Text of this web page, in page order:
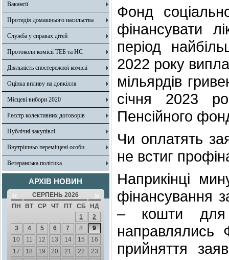
Вакансії
Протидія домашнього насильства
Служба у справах дітей
Протоколи комісії ТЕБ та НС
Діяльність спостережної комісії
Оцінка впливу на довкілля
Місцеві вибори 2020
Реєстр колективних договорів
Публічні закупівлі
Внутрішньо переміщені особи
Ветеранська політика
АРХІВ НОВИН
« СЕРПЕНЬ 2026 »
ПН ВТ СР ЧТ ПТ СБ
НД
1
2
3
4 5 6 7 8
9
10
11 12 13 14 15
16
17
18 19 20 21 22
23
Фонд
фінансувати
період
2022 року
мільярдів
січня 2023
Пенсійного
Чи оплатять
не встиг
Наприкінці
фінансування
– кошти для
прийняття